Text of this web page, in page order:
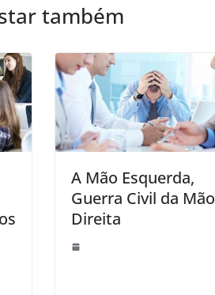
também
A Mão Esquerda,
Guerra Civil da Mão
Direita